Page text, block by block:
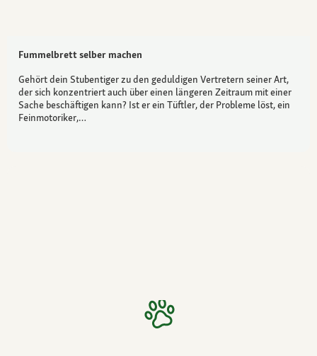
Fummelbrett selber machen
Gehört dein Stubentiger zu den geduldigen Vertretern seiner Art,
der sich konzentriert auch über einen längeren Zeitraum mit einer
Sache beschäftigen kann? Ist er ein Tüftler, der Probleme löst, ein
Feinmotoriker,…